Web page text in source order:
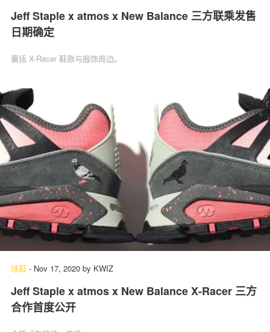
Jeff Staple x atmos x New Balance 三方联乘发售
日期确定
囊括 X-Racer 鞋款与服饰周边。
球鞋 - Nov 17, 2020 by KWIZ
Jeff Staple x atmos x New Balance X-Racer 三方
合作首度公开